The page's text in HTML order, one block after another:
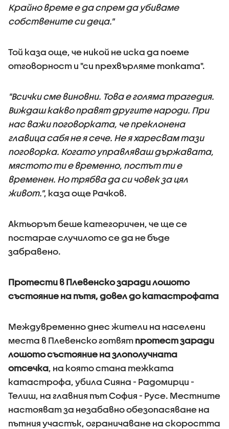
Крайно време е да спрем да убиваме
собствените си деца."
Той каза още, че никой не иска да поеме
отговорност и "си прехвърляме топката".
"Всички сме виновни. Това е голяма трагедия.
Виждаш какво правят другите народи. При
нас важи поговорката, че преклонена
главица сабя не я сече. Не я харесвам тази
поговорка. Когато управляваш държавата,
мястото ти е временно, постът ти е
временен. Но трябва да си човек за цял
живот.", каза още Рачков.
Актьорът беше категоричен, че ще се
постарае случилото се да не бъде
забравено.
Протести в Плевенско заради лошото
състояние на пътя, довел до катастрофата
Междувременно днес жители на населени
места в Плевенско готвят протест заради
лошото състояние на злополучната
отсечка, на която стана тежката
катастрофа, убила Сияна - Радомирци -
Телиш, на главния път София - Русе. Местните
настояват за незабавно обезопасяване на
пътния участък, ограничаване на скоростта